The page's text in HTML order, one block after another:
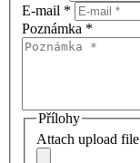
E-mail *
Poznámka *
Přílohy
Attach upload file